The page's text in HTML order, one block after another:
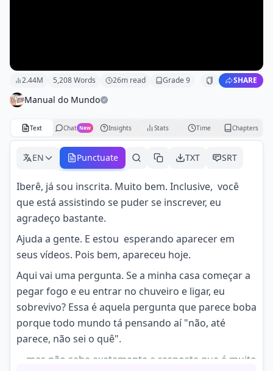
2.44M 5,208Words 26m read Grade9 SHARE
Manual do Mundo
Text Chat New Insights Stats Time Chapters
EN Punctuate TXT SRT
Iberê, já sou inscrita. Muito bem. Inclusive, você
que está assistindo se puder se inscrever, eu
agradeço bastante.
Ajuda a gente. E estou esperando aparecer em
seus vídeos. Pois bem, apareceu hoje.
Aqui vai uma pergunta. Se a minha casa começar a
pegar fogo e eu entrar no chuveiro e ligar, eu
sobrevivo? Essa é aquela pergunta que parece boba
porque todo mundo tá pensando aí "não, até
parece, não sei o quê".
. . mas não sabe exatamente a resposta que é muito